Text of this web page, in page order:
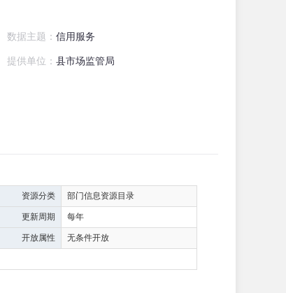
数据主题： 信用服务
提供单位： 县市场监管局
资源分类 部门信息资源目录
更新周期 每年
开放属性 无条件开放